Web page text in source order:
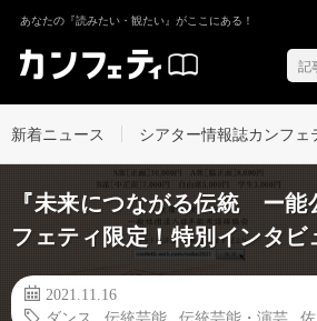
あなたの『読みたい・観たい』がここにある！
新着ニュース シアター情報誌カンフェ
『未来につながる伝統 ー
フェティ限定！特別インタ
2021.11.16
ダンス
伝統芸能 伝統芸能・演芸